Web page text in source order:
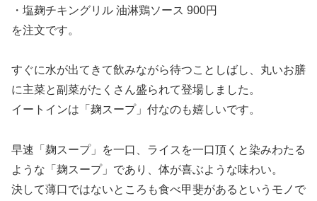
・塩麹チキングリル 油淋鶏ソース 900円
を注文です。
すぐに水が出てきて飲みながら待つことしばし、丸いお膳
に主菜と副菜がたくさん盛られて登場しました。
イートインは「麹スープ」付なのも嬉しいです。
早速「麹スープ」を一口、ライスを一口頂くと染みわたる
ような「麹スープ」であり、体が喜ぶような味わい。
決して薄口ではないところも食べ甲斐があるというモノで